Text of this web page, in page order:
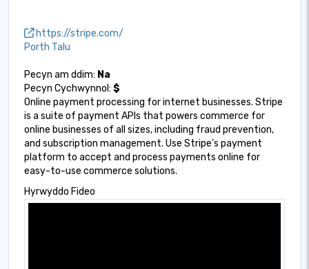
https://stripe.com/
Porth Talu
Pecyn am ddim: Na
Pecyn Cychwynnol: $
Online payment processing for internet businesses. Stripe
is a suite of payment APIs that powers commerce for
online businesses of all sizes, including fraud prevention,
and subscription management. Use Stripe’s payment
platform to accept and process payments online for
easy-to-use commerce solutions.
Hyrwyddo Fideo